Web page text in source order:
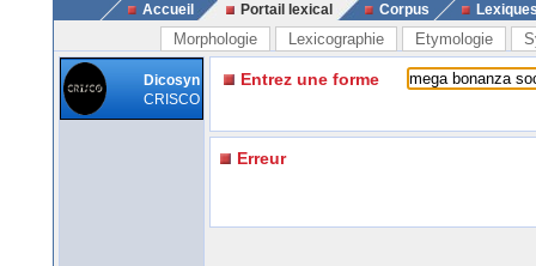
Accueil Portail lexical Corpus
Morphologie Lexicographie Etymologie
Dicosyn
CRISCO
Entrez une forme
Erreur